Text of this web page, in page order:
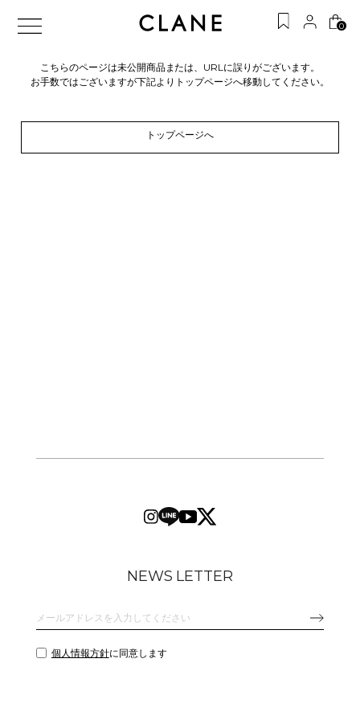
0
こちらのページは未公開商品または、URLに誤りがございます。
お手数ではございますが下記よりトップページへ移動してください。
トップページへ
NEWS LETTER
個人情報方針に同意します